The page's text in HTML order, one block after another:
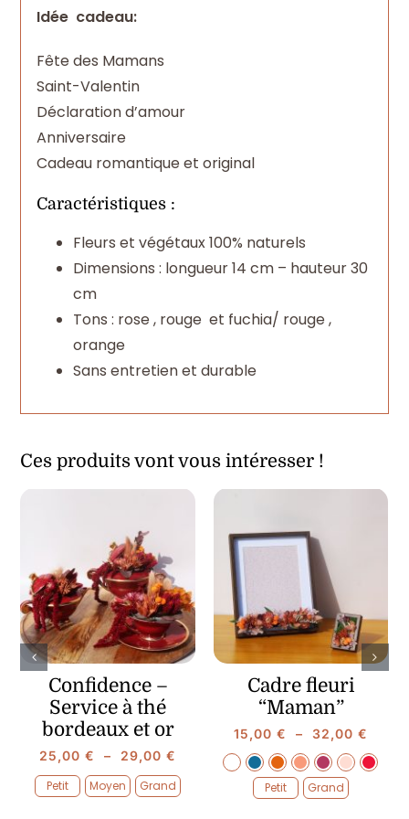
Idée cadeau:
Fête des Mamans
Saint-Valentin
Déclaration d’amour
Anniversaire
Cadeau romantique et original
Caractéristiques :
Fleurs et végétaux 100% naturels
Dimensions : longueur 14 cm – hauteur 30
cm
Tons : rose , rouge et fuchia/ rouge ,
orange
Sans entretien et durable
Ces produits vont vous intéresser !
Confidence –
Service à thé
bordeaux et or
25,00€ – 29,00€
de
prix :
Petit Moyen Grand
Cadre fleuri
“Maman”
15,00€ – 32,00€
de
prix :
Petit Grand